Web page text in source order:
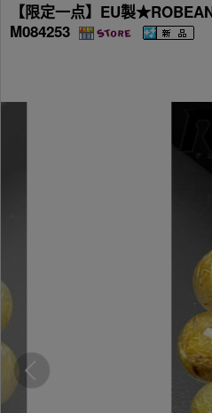
【限定一点】EU製
M084253